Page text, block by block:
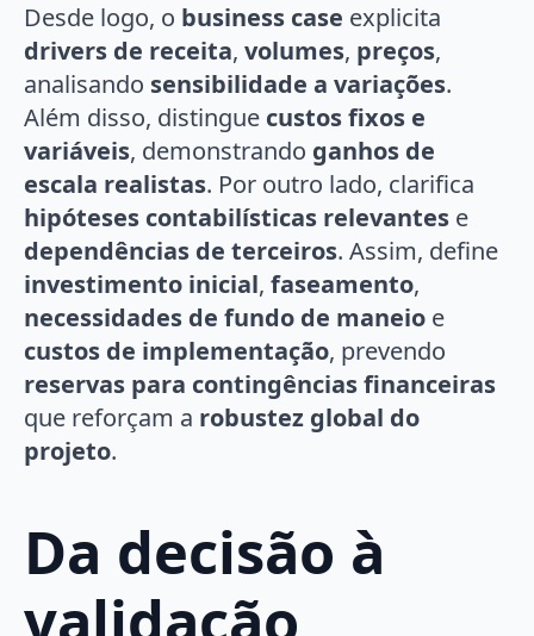
Desde logo, o business case explicita
drivers de receita, volumes, preços,
analisando sensibilidade a variações.
Além disso, distingue custos fixos e
variáveis, demonstrando ganhos de
escala realistas. Por outro lado, clarifica
hipóteses contabilísticas relevantes e
dependências de terceiros. Assim, define
investimento inicial, faseamento,
necessidades de fundo de maneio e
custos de implementação, prevendo
reservas para contingências financeiras
que reforçam a robustez global do
projeto.
Da decisão à
validação